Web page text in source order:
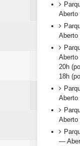
Aberto
Aberto
Aberto
20h
18h
Aberto
Aberto
—